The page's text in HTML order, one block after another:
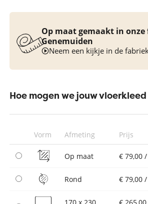
Op maat gemaakt in
Genemuiden
Neem een kijkje in de
Hoe mogen we jouw
Vorm Afmeting Prijs
Op maat € 79,00
Rond € 79,00